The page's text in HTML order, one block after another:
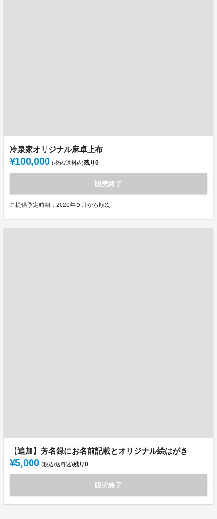
冷泉家オリジナル麻卓上布
¥100,000 (税込/送料込)残り0
販売終了
ご提供予定時期：2020年９月から順次
【追加】芳名録にお名前記載とオリジナル絵はがき
¥5,000 (税込/送料込)残り0
販売終了